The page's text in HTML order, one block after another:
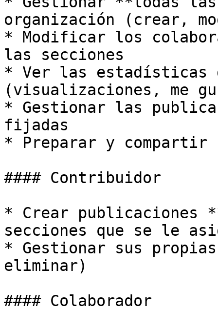
organización (crear,
* Modificar los
las secciones
* Ver las estadísticas
(visualizaciones, me
* Gestionar las
fijadas
* Preparar y compartir
#### Contribuidor
* Crear publicaciones
secciones que se le
* Gestionar sus
eliminar)
#### Colaborador